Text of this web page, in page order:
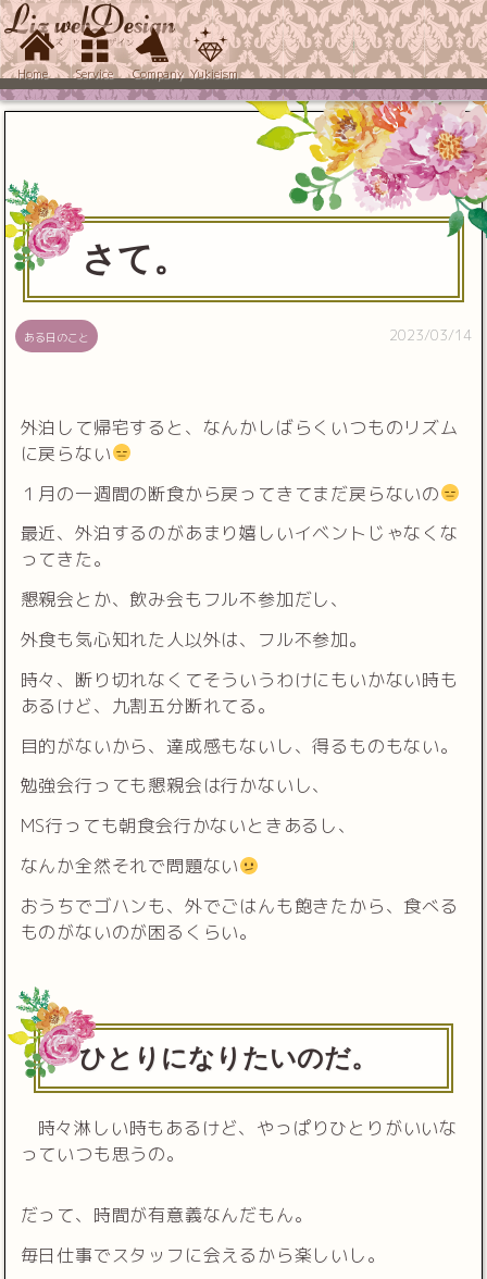
Home Service Company Yukieism
さて。
ある日のこと 2023/03/14
外泊して帰宅すると、なんかしばらくいつものリズム
に戻らない
１月の一週間の断食から戻ってきてまだ戻らないの
最近、外泊するのがあまり嬉しいイベントじゃなくな
ってきた。
懇親会とか、飲み会もフル不参加だし、
外食も気心知れた人以外は、フル不参加。
時々、断り切れなくてそういうわけにもいかない時も
あるけど、九割五分断れてる。
目的がないから、達成感もないし、得るものもない。
勉強会行っても懇親会は行かないし、
MS行っても朝食会行かないときあるし、
なんか全然それで問題ない
おうちでゴハンも、外でごはんも飽きたから、食べる
ものがないのが困るくらい。
ひとりになりたいのだ。
時々淋しい時もあるけど、やっぱりひとりがいいな
っていつも思うの。
だって、時間が有意義なんだもん。
毎日仕事でスタッフに会えるから楽しいし。